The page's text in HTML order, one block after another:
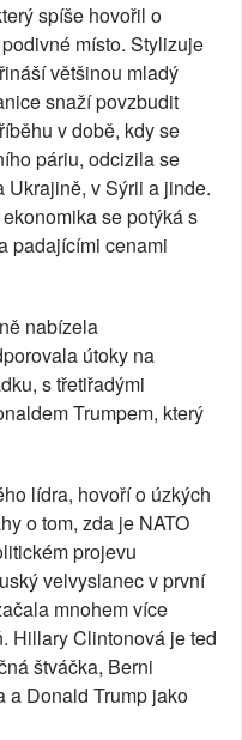
spíše hovořil o
místo. Stylizuje
většinou mladý
snaží povzbudit
v době, kdy se
páriu, odcizila se
v Sýrii a jinde.
se potýká s
padajícími cenami
nabízela
útoky na
s třetiřadými
Trumpem, který
lídra, hovoří o úzkých
o tom, zda je NATO
projevu
velvyslanec v první
mnohem více
Hillary Clintonová je teď
štváčka, Berni
a Donald Trump jako